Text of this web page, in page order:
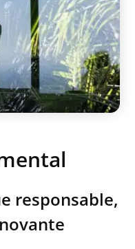
responsable,